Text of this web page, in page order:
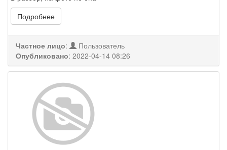
Подробнее
Частное лицо:
Пользователь
Опубликовано: 2022-04-14 08:26